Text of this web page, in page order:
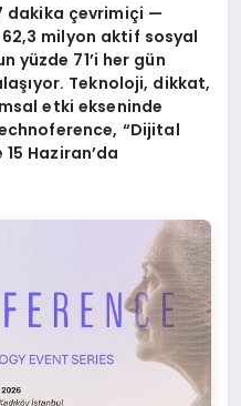
dakika çevrimiçi —
milyon aktif sosyal
yüzde 71’i her gün
Teknoloji, dikkat,
etki ekseninde
“Dijital
Haziran’da